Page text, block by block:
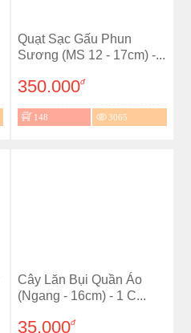
Quạt Sạc Gấu Phun
Sương (MS 12 - 17cm) -...
350.000đ
148 3065
Cây Lăn Bụi Quần Áo
(Ngang - 16cm) - 1 C...
35.000đ